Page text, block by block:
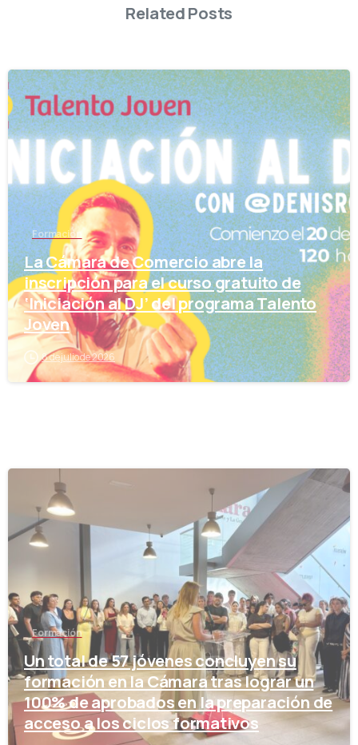
Related Posts
-
Formación
La Cámara de Comercio abre la
inscripción para el curso gratuito de
‘Iniciación al DJ’ del programa Talento
Joven
8 de julio de 2026
Formación
Un total de 57 jóvenes concluyen su
formación en la Cámara tras lograr un
100% de aprobados en la preparación de
acceso a los ciclos formativos